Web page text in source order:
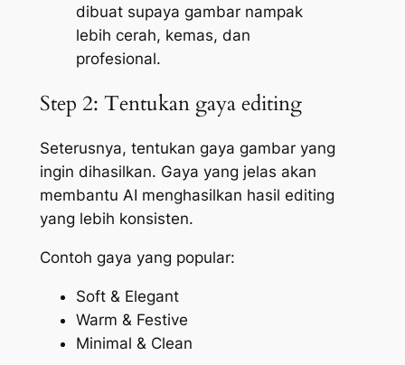
dibuat supaya gambar nampak
lebih cerah, kemas, dan
profesional.
Step 2: Tentukan gaya editing
Seterusnya, tentukan gaya gambar yang
ingin dihasilkan. Gaya yang jelas akan
membantu AI menghasilkan hasil editing
yang lebih konsisten.
Contoh gaya yang popular:
Soft & Elegant
Warm & Festive
Minimal & Clean